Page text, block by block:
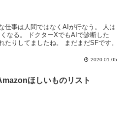
仕事は人間ではなくAIが行なう。 人は
なる。 ドクターXでもAIで診断した
たりしてましたね。 まだまだSFです。
2020.01.05
ほしいものリスト